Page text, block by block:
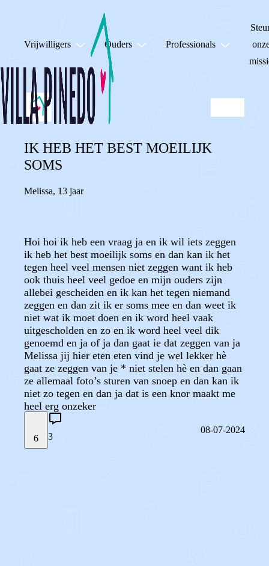
Vrijwilligers Ouders Professionals
IK HEB HET BEST MOEILIJK
SOMS
Melissa, 13 jaar
Hoi hoi ik heb een vraag ja en ik wil iets zeggen
ik heb het best moeilijk soms en dan kan ik het
tegen heel veel mensen niet zeggen want ik heb
ook thuis heel veel gedoe en mijn ouders zijn
allebei gescheiden en ik kan het tegen niemand
zeggen en dan zit ik er soms mee en dan weet ik
niet wat ik moet doen en ik word heel vaak
uitgescholden en zo en ik word heel veel dik
genoemd en ja of ja dan gaat ie dat zeggen van ja
Melissa jij hier eten eten vind je wel lekker hè
gaat ze zeggen van je * niet stelen hè en dan gaan
ze allemaal foto’s sturen van snoep en dan kan ik
niet zo tegen en dan ja dat is een knor maakt me
heel erg onzeker
6 3
08-07-2024